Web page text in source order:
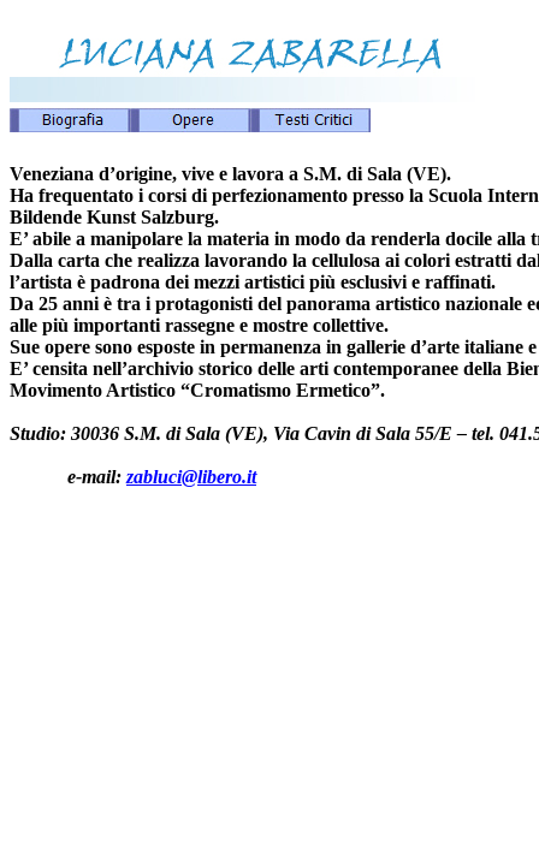
Veneziana d’origine, vive e lavora a S.M. di Sala (VE).
Ha frequentato i corsi di perfezionamento presso la Scuola
Bildende Kunst Salzburg.
E’ abile a manipolare la materia in modo da renderla docile alla
Dalla carta che realizza lavorando la cellulosa ai colori estratti
l’artista è padrona dei mezzi artistici più esclusivi e raffinati.
Da 25 anni è tra i protagonisti del panorama artistico nazionale
alle più importanti rassegne e mostre collettive.
Sue opere sono esposte in permanenza in gallerie d’arte italiane
E’ censita nell’archivio storico delle arti contemporanee della
Movimento Artistico “Cromatismo Ermetico”.
Studio: 30036 S.M. di Sala (VE), Via Cavin di Sala 55/E – tel.
e-mail: zabluci@libero.it